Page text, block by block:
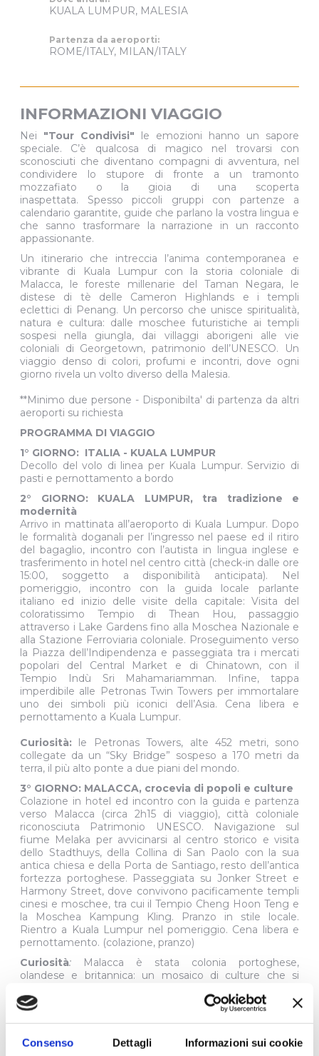
Consenso Dettagli Informazioni sui cookie
KUALA LUMPUR, MALESIA
INFORMAZIONI VIAGGIO
Nei"Tour Condivisi"le emozioni hanno un sapore
speciale. C’è qualcosa di magico nel trovarsi con
sconosciuti che diventano compagni di avventura, nel
condividere lo stupore di fronte a un tramonto
mozzafiato o la gioia di una scoperta
inaspettata. Spesso piccoli gruppi con partenze a
calendario garantite, guide che parlano la vostra lingua e
appassionante.
Un itinerario che intreccia l’anima contemporanea e
vibrante di Kuala Lumpur con la storia coloniale di
Malacca, le foreste millenarie del Taman Negara, le
distese di tè delle Cameron Highlands e i templi
eclettici di Penang. Un percorso che unisce spiritualità,
natura e cultura: dalle moschee futuristiche ai templi
sospesi nella giungla, dai villaggi aborigeni alle vie
coloniali di Georgetown, patrimonio dell’UNESCO. Un
giorno rivela un volto diverso della Malesia.
aeroporti su richiesta
PROGRAMMA DI VIAGGIO
1° GIORNO: ITALIA - KUALA LUMPUR
pasti e pernottamento a bordo
2° GIORNO: KUALA LUMPUR, tra tradizione e
modernità
Arrivo in mattinata all’aeroporto di Kuala Lumpur. Dopo
le formalità doganali per l’ingresso nel paese ed il ritiro
del bagaglio, incontro con l’autista in lingua inglese e
trasferimento in hotel nel centro città (check-in dalle ore
15:00, soggetto a disponibilità anticipata). Nel
pomeriggio, incontro con la guida locale parlante
italiano ed inizio delle visite della capitale: Visita del
coloratissimo Tempio di Thean Hou, passaggio
attraverso i Lake Gardens fino alla Moschea Nazionale e
alla Stazione Ferroviaria coloniale. Proseguimento verso
la Piazza dell’Indipendenza e passeggiata tra i mercati
popolari del Central Market e di Chinatown, con il
Tempio Indù Sri Mahamariamman. Infine, tappa
imperdibile alle Petronas Twin Towers per immortalare
pernottamento a Kuala Lumpur.
Curiosità:le Petronas Towers, alte 452 metri, sono
terra, il più alto ponte a due piani del mondo.
3° GIORNO: MALACCA, crocevia di popoli e culture
Colazione in hotel ed incontro con la guida e partenza
verso Malacca (circa 2h15 di viaggio), città coloniale
riconosciuta Patrimonio UNESCO. Navigazione sul
fiume Melaka per avvicinarsi al centro storico e visita
dello Stadthuys, della Collina di San Paolo con la sua
antica chiesa e della Porta de Santiago, resto dell’antica
fortezza portoghese. Passeggiata su Jonker Street e
Harmony Street, dove convivono pacificamente templi
cinesi e moschee, tra cui il Tempio Cheng Hoon Teng e
la Moschea Kampung Kling. Pranzo in stile locale.
pernottamento. (colazione, pranzo)
olandese e britannica: un mosaico di culture che si
riflette ancora oggi nei suoi edifici colorati e nella cucina
fusion.
4° GIORNO: KUALA LUMPUR - TAMAN NEGARA, il